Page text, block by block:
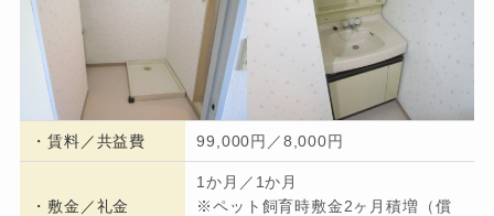
・賃料／共益費 99,000円／8,000円
・ 敷金／礼金
1か月／1か月
※ペット飼育時敷金2ヶ月積増（償